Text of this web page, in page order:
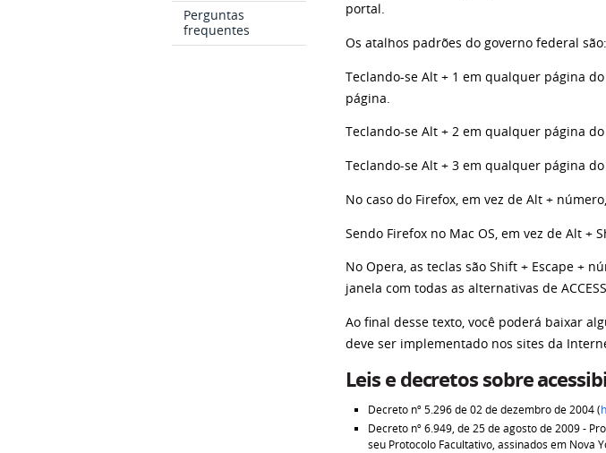
Perguntas
frequentes
portal.
Os atalhos padrões do governo federal são:
Teclando-se Alt + 1 em qualquer página
página.
Teclando-se Alt + 2 em qualquer página
Teclando-se Alt + 3 em qualquer página
No caso do Firefox, em vez de Alt +
Sendo Firefox no Mac OS, em vez de Alt
No Opera, as teclas são Shift + Escape +
janela com todas as alternativas de
Ao final desse texto, você poderá baixar
deve ser implementado nos sites da
Leis e decretos sobre
Decreto nº 5.296 de 02 de dezembro de 2004 (
Decreto nº 6.949, de 25 de agosto de 2009 -
seu Protocolo Facultativo, assinados em Nova